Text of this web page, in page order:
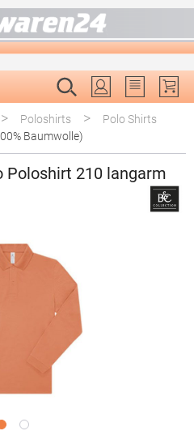
Du hast 0
> Poloshirts > Polo Shirts
Baumwolle)
Poloshirt 210 langarm